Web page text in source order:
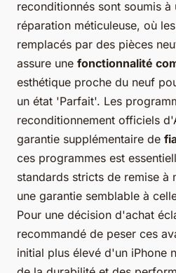
reconditionnés sont soumis à
réparation méticuleuse, où
remplacés par des pièces
assure une fonctionnalité
esthétique proche du neuf
un état 'Parfait'. Les
reconditionnement officiels
garantie supplémentaire de
ces programmes est
standards stricts de remise à
une garantie semblable à
Pour une décision d'achat
recommandé de peser ces
initial plus élevé d'un iPhone